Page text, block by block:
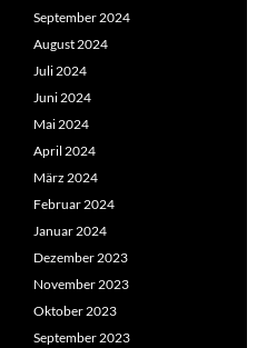
September 2024
August 2024
Juli 2024
Juni 2024
Mai 2024
April 2024
März 2024
Februar 2024
Januar 2024
Dezember 2023
November 2023
Oktober 2023
September 2023